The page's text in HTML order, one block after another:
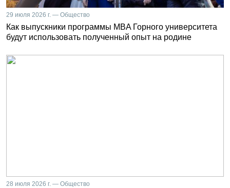
29 июля 2026 г. — Общество
Как выпускники программы MBA Горного университета
будут использовать полученный опыт на родине
28 июля 2026 г. — Общество